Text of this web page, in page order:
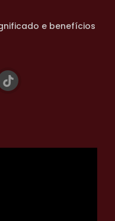
e benefícios